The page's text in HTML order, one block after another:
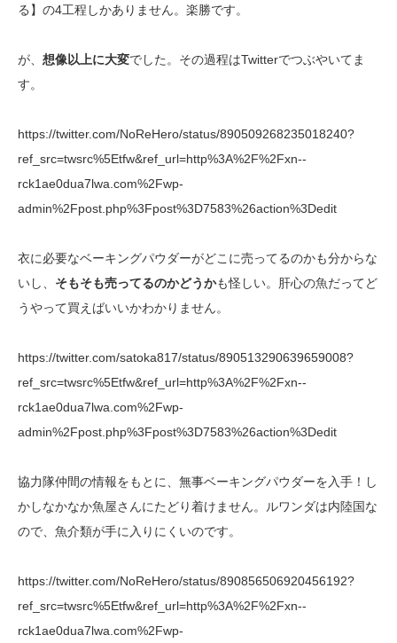
る】の4工程しかありません。楽勝です。
が、 想像以上に大変でした。その過程はTwitterでつぶやいてま
す。
https://twitter.com/NoReHero/status/890509268235018240?
ref_src=twsrc%5Etfw&ref_url=http%3A%2F%2Fxn--
rck1ae0dua7lwa.com%2Fwp-
admin%2Fpost.php%3Fpost%3D7583%26action%3Dedit
衣に必要なベーキングパウダーがどこに売ってるのかも分からな
いし、 そもそも売ってるのかどうかも怪しい。肝心の魚だってど
うやって買えばいいかわかりません。
https://twitter.com/satoka817/status/890513290639659008?
ref_src=twsrc%5Etfw&ref_url=http%3A%2F%2Fxn--
rck1ae0dua7lwa.com%2Fwp-
admin%2Fpost.php%3Fpost%3D7583%26action%3Dedit
協力隊仲間の情報をもとに、無事ベーキングパウダーを入手！し
かしなかなか魚屋さんにたどり着けません。ルワンダは内陸国な
ので、魚介類が手に入りにくいのです。
https://twitter.com/NoReHero/status/890856506920456192?
ref_src=twsrc%5Etfw&ref_url=http%3A%2F%2Fxn--
rck1ae0dua7lwa.com%2Fwp-